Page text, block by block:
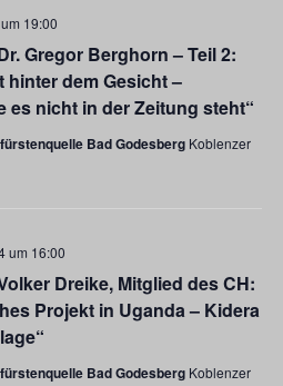
Gregor Berghorn – Teil 2:
hinter dem Gesicht –
es nicht in der Zeitung steht“
19:00
Bad Godesberg Koblenzer
Dreike, Mitglied des CH:
Projekt in Uganda – Kidera
um 16:00
Bad Godesberg Koblenzer